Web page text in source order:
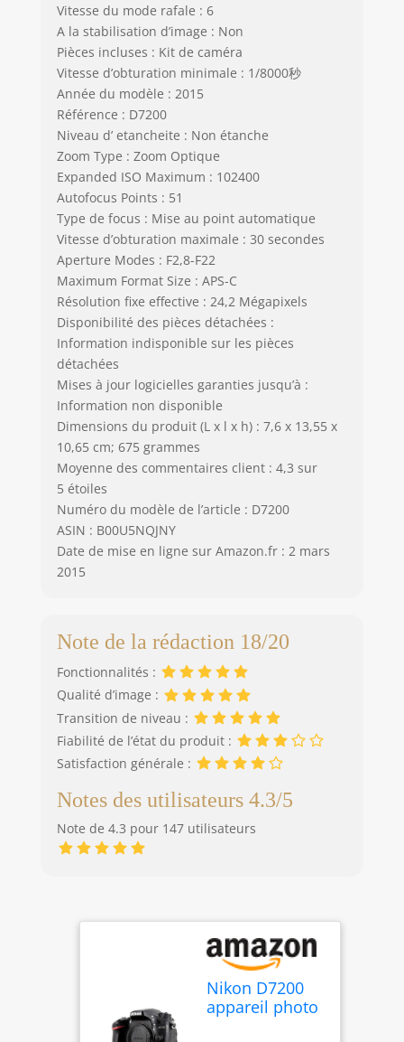
Vitesse du mode rafale : 6
A la stabilisation d’image : Non
Pièces incluses : Kit de caméra
Vitesse d’obturation minimale : 1/8000秒
Année du modèle : 2015
Référence : D7200
Niveau d’ etancheite : Non étanche
Zoom Type : Zoom Optique
Expanded ISO Maximum : 102400
Autofocus Points : 51
Type de focus : Mise au point automatique
Vitesse d’obturation maximale : 30 secondes
Aperture Modes : F2,8-F22
Maximum Format Size : APS-C
Résolution fixe effective : 24,2 Mégapixels
Disponibilité des pièces détachées :
Information indisponible sur les pièces
détachées
Mises à jour logicielles garanties jusqu’à :
Information non disponible
Dimensions du produit (L x l x h) : 7,6 x 13,55 x
10,65 cm; 675 grammes
Moyenne des commentaires client : 4,3 sur
5 étoiles
Numéro du modèle de l’article : D7200
ASIN : B00U5NQJNY
Date de mise en ligne sur Amazon.fr : 2 mars
2015
Note de la rédaction 18/20
Fonctionnalités :
Qualité d’image :
Transition de niveau :
Fiabilité de l’état du produit :
Satisfaction générale :
Notes des utilisateurs 4.3/5
Note de 4.3 pour 147 utilisateurs
Nikon D7200
appareil photo